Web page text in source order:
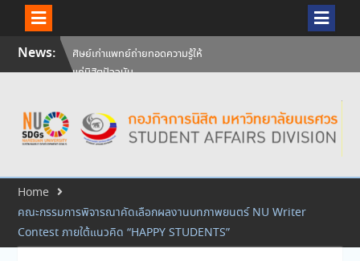
SkipNews:
วันคล้ายวันสถาปนามหาวิทยาลัย
นเรศวร ครบรอบ 36 ปี 29
สัมภาษณ์นิสิตเพื่อพิจารณาเข้ารับ
ทุนการศึกษามหาวิทยาลัยนเรศวร
ประจำปีการศึกษา 256
แก่นิสิตปัจจุบัน
Home
คณะกรรมการพิจารณาคัดเลือกผลงานบทภาพยนตร์ NU Writer
Contest ภายใต้แนวคิด “HAPPY STUDENTS”